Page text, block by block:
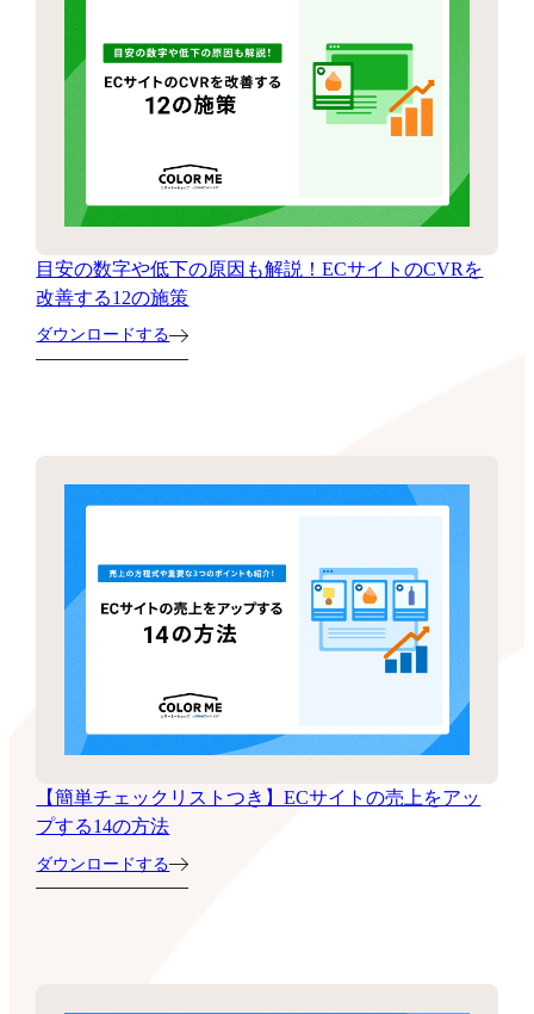
目安の数字や低下の原因も解説！ECサイトのCVRを
改善する12の施策
ダウンロードする
【簡単チェックリストつき】ECサイトの売上をアッ
プする14の方法
ダウンロードする